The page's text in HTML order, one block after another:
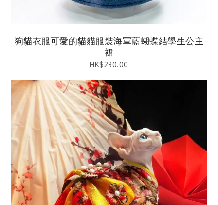
狗貓衣服可愛的貓貓服裝海軍藍蝴蝶結學生公主
裙
HK$230.00